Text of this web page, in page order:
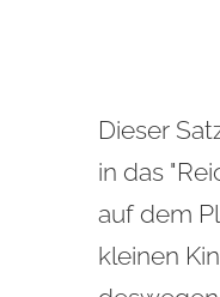
Dieser
in das
auf dem
kleinen